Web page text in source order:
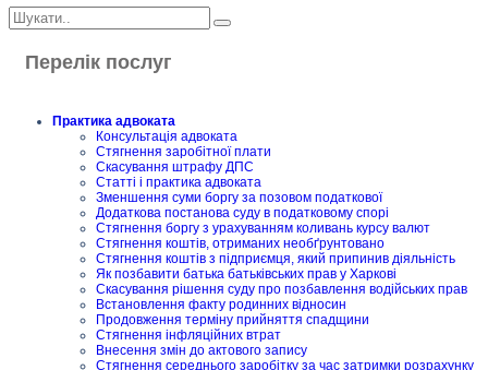
Перелік послуг
Практика адвоката
Консультація адвоката
Стягнення заробітної плати
Скасування штрафу ДПС
Статті і практика адвоката
Зменшення суми боргу за позовом податкової
Додаткова постанова суду в податковому спорі
Стягнення боргу з урахуванням коливань курсу валют
Стягнення коштів, отриманих необґрунтовано
Стягнення коштів з підприємця, який припинив діяльність
Як позбавити батька батьківських прав у Харкові
Скасування рішення суду про позбавлення водійських прав
Встановлення факту родинних відносин
Продовження терміну прийняття спадщини
Стягнення інфляційних втрат
Внесення змін до актового запису
Стягнення середнього заробітку за час затримки розрахунку